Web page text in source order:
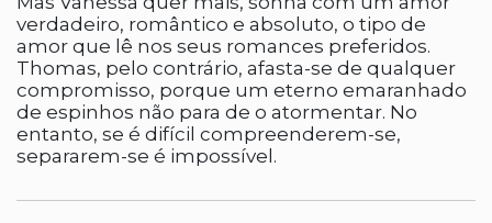
verdadeiro, romântico e absoluto, o tipo de
amor que lê nos seus romances preferidos.
Thomas, pelo contrário, afasta-se de qualquer
compromisso, porque um eterno emaranhado
de espinhos não para de o atormentar. No
entanto, se é difícil compreenderem-se,
separarem-se é impossível.